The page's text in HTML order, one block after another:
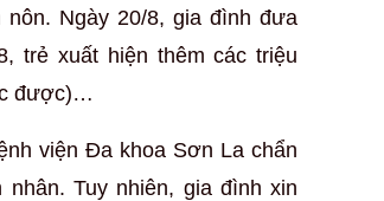
Ngày 20/8, gia đình đưa
trẻ xuất hiện thêm các triệu
được)…
viện Đa khoa Sơn La chẩn
Tuy nhiên, gia đình xin